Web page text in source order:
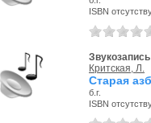
ISBN
Критская, Л.
Старая
б.г.
ISBN